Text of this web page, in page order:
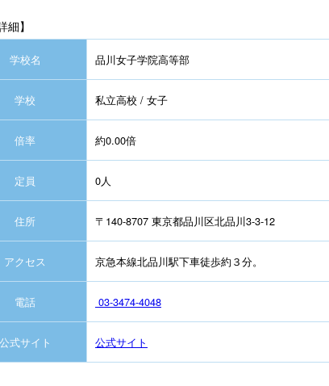
細】
学校名 品川女子学院高等部
学校 私立高校 / 女子
倍率 約0.00倍
定員 0人
住所 〒140-8707 東京都品川区北品川3-3-12
アクセス 京急本線北品川駅下車徒歩約３分。
電話 03-3474-4048
式サイト 公式サイト